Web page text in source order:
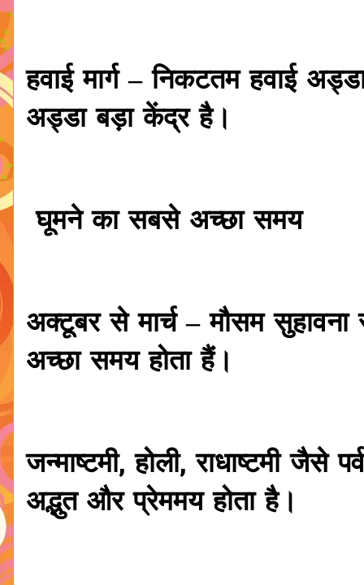
हवाई मार्ग – निकटतम हवाई
अड्डा बड़ा केंद्र है।
घूमने का सबसे अच्छा समय
अक्टूबर से मार्च – मौसम
अच्छा समय होता हैं।
जन्माष्टमी, होली, राधाष्टमी जैसे
अद्भुत और प्रेममय होता है।